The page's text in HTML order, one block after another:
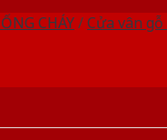
CHÁY/Cửa vân gỗ